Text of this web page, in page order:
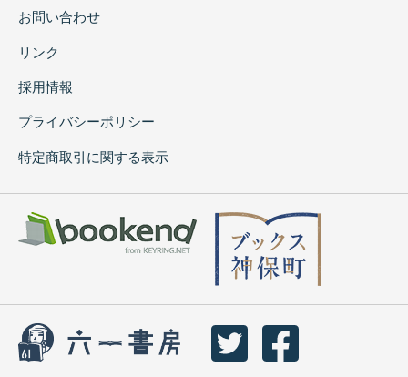
お問い合わせ
リンク
採用情報
プライバシーポリシー
特定商取引に関する表示